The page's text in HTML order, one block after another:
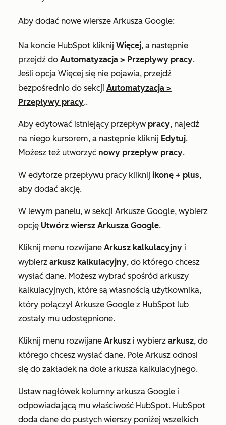
Aby dodać nowe wiersze Arkusza Google:
Na koncie HubSpot kliknij Więcej, a następnie
przejdź do Automatyzacja > Przepływy pracy.
Jeśli opcja Więcej się nie pojawia, przejdź
bezpośrednio do sekcji Automatyzacja >
Przepływy pracy..
Aby edytować istniejący przepływ pracy, najedź
na niego kursorem, a następnie kliknij Edytuj.
Możesz też utworzyć nowy przepływ pracy.
W edytorze przepływu pracy kliknij ikonę + plus,
aby dodać akcję.
W lewym panelu, w sekcji Arkusze Google, wybierz
opcję Utwórz wiersz Arkusza Google.
Kliknij menu rozwijane Arkusz kalkulacyjny i
wybierz arkusz kalkulacyjny, do którego chcesz
wysłać dane. Możesz wybrać spośród arkuszy
kalkulacyjnych, które są własnością użytkownika,
który połączył Arkusze Google z HubSpot lub
zostały mu udostępnione.
Kliknij menu rozwijane Arkusz i wybierz arkusz, do
którego chcesz wysłać dane. Pole Arkusz odnosi
się do zakładek na dole arkusza kalkulacyjnego.
Ustaw nagłówek kolumny arkusza Google i
odpowiadającą mu właściwość HubSpot. HubSpot
doda dane do pustych wierszy poniżej wszelkich